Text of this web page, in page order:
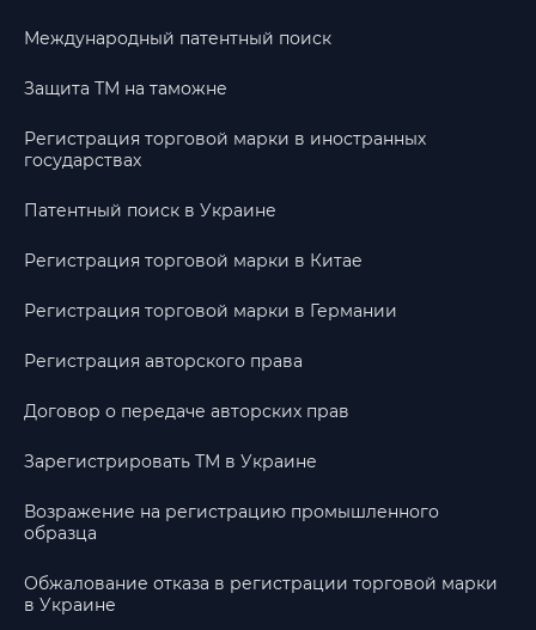
Международный патентный поиск
Защита ТМ на таможне
Регистрация торговой марки в иностранных
государствах
Патентный поиск в Украине
Регистрация торговой марки в Китае
Регистрация торговой марки в Германии
Регистрация авторского права
Договор о передаче авторских прав
Зарегистрировать ТМ в Украине
Возражение на регистрацию промышленного
образца
Обжалование отказа в регистрации торговой марки
в Украине